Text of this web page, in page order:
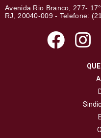
Avenida Rio Branco, 277-
RJ, 20040-009 - Telefone: